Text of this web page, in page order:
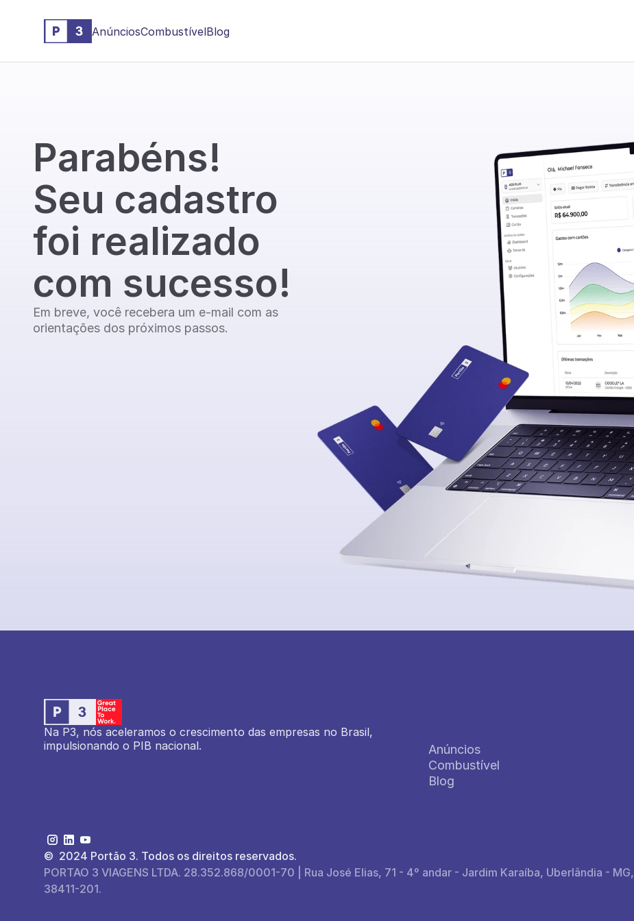
AnúnciosCombustívelBlog
Parabéns!
Seu cadastro
foi realizado
com sucesso!
Em breve, você recebera um e-mail com as
orientações dos próximos passos.
Na P3, nós aceleramos o crescimento das empresas no Brasil,
impulsionando o PIB nacional.
Anúncios
Combustível
Blog
©  2024 Portão 3. Todos os direitos reservados.
PORTAO 3 VIAGENS LTDA. 28.352.868/0001-70 | Rua José Elias, 71 - 4º andar - Jardim Karaíba, Uberlândia - MG,
38411-201.